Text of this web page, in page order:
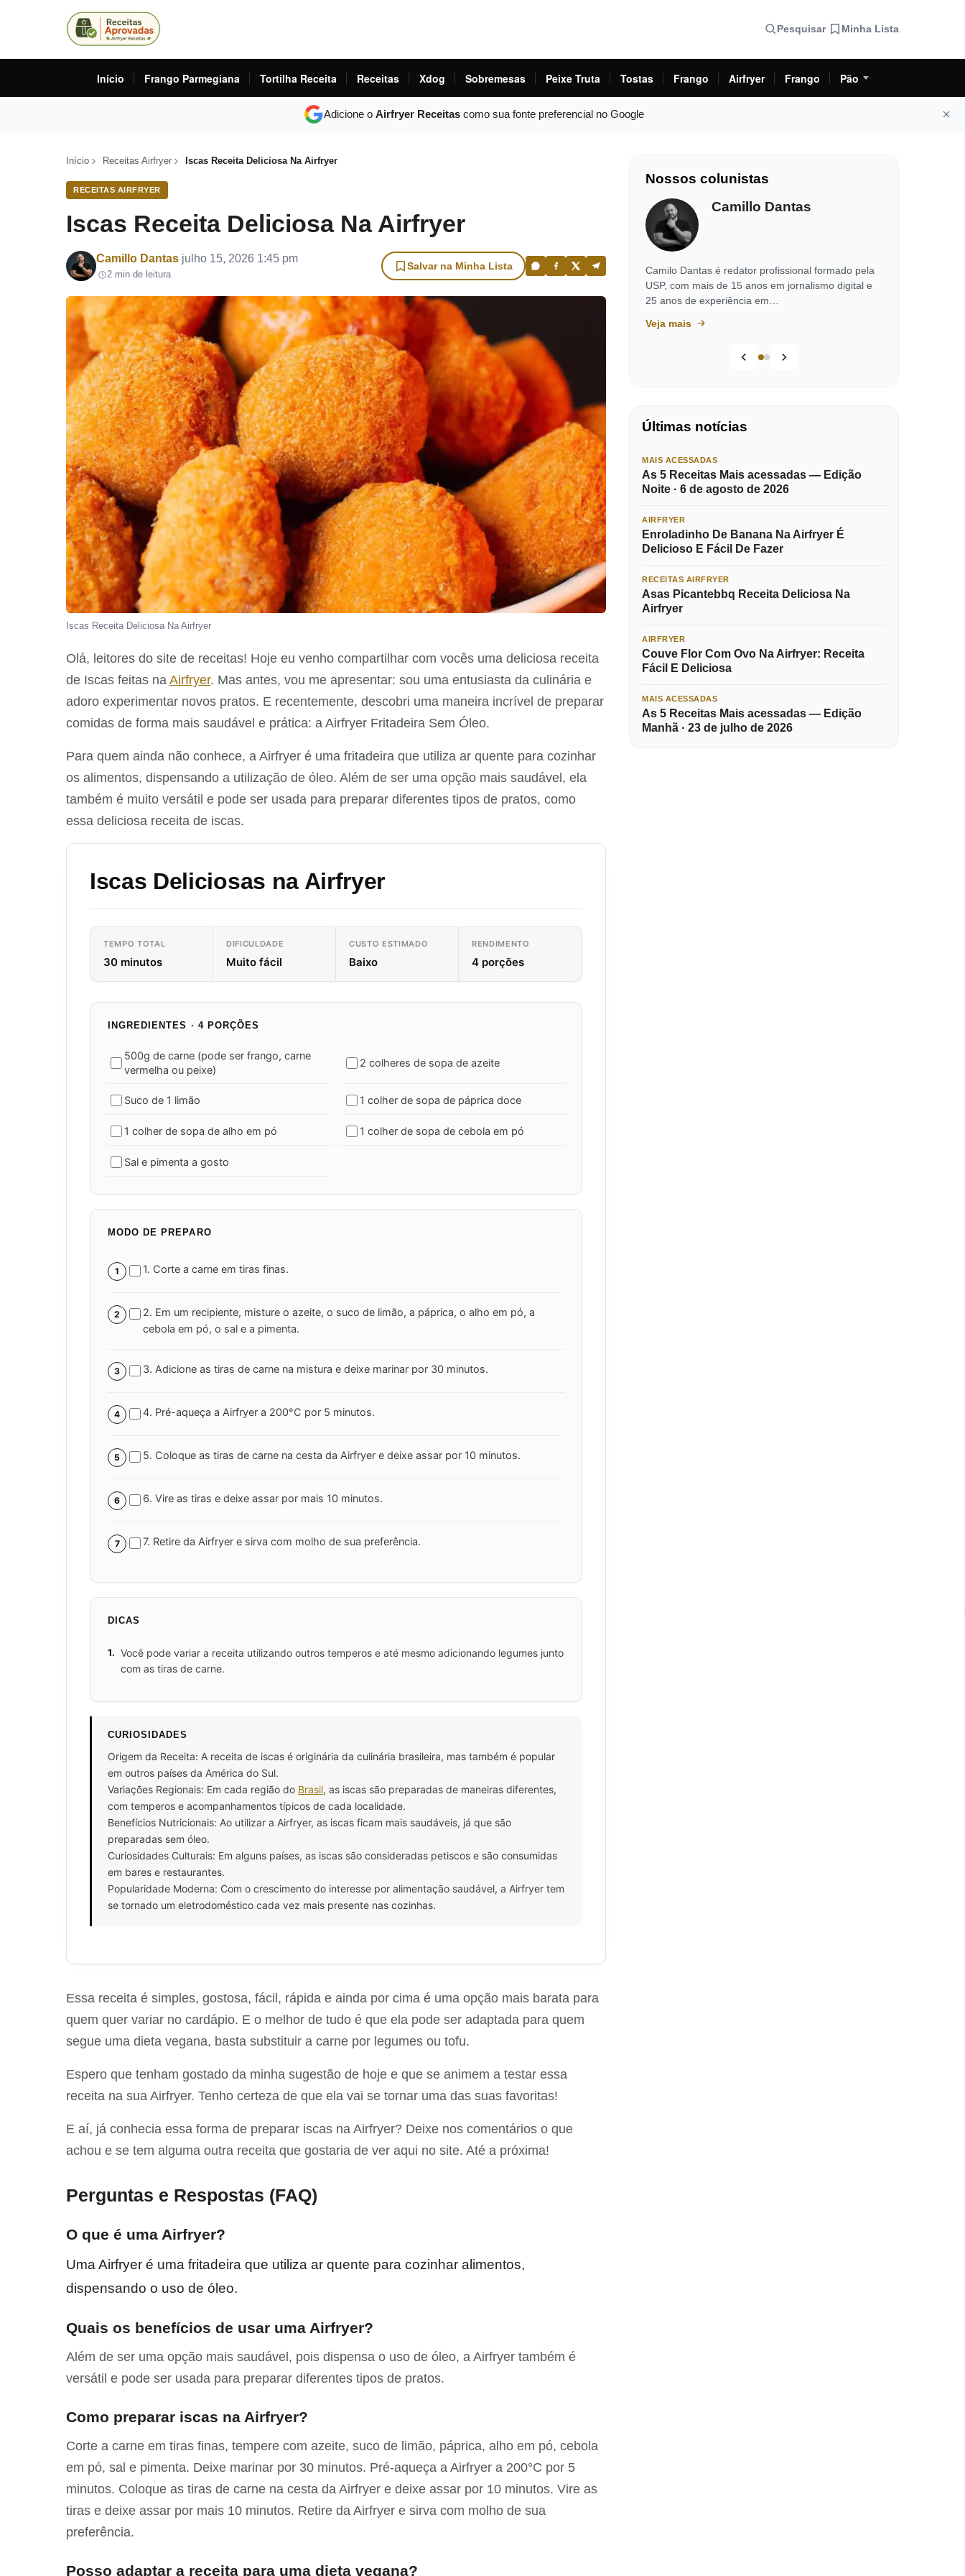
Pesquisar Minha Lista
Início Frango Parmegiana Tortilha Receita Receitas Xdog Sobremesas Peixe Truta Tostas Frango Airfryer Frango Pão
Adicione o Airfryer Receitas como sua fonte preferencial no Google
Início Receitas Airfryer Iscas Receita Deliciosa Na Airfryer
RECEITAS AIRFRYER
Iscas Receita Deliciosa Na Airfryer
Por
Camillo Dantas julho 15, 2026 1:45 pm
2 min de leitura
Salvar na Minha Lista
Iscas Receita Deliciosa Na Airfryer
Olá, leitores do site de receitas! Hoje eu venho compartilhar com vocês uma deliciosa receita
de Iscas feitas na Airfryer. Mas antes, vou me apresentar: sou uma entusiasta da culinária e
adoro experimentar novos pratos. E recentemente, descobri uma maneira incrível de preparar
comidas de forma mais saudável e prática: a Airfryer Fritadeira Sem Óleo.
Para quem ainda não conhece, a Airfryer é uma fritadeira que utiliza ar quente para cozinhar
os alimentos, dispensando a utilização de óleo. Além de ser uma opção mais saudável, ela
também é muito versátil e pode ser usada para preparar diferentes tipos de pratos, como
essa deliciosa receita de iscas.
Iscas Deliciosas na Airfryer
TEMPO TOTAL
30 minutos
DIFICULDADE
Muito fácil
CUSTO ESTIMADO
Baixo
RENDIMENTO
4 porções
INGREDIENTES · 4 PORÇÕES
500g de carne (pode ser frango, carne
vermelha ou peixe)
2 colheres de sopa de azeite
Suco de 1 limão 1 colher de sopa de páprica doce
1 colher de sopa de alho em pó 1 colher de sopa de cebola em pó
Sal e pimenta a gosto
MODO DE PREPARO
1 1. Corte a carne em tiras finas.
2
2. Em um recipiente, misture o azeite, o suco de limão, a páprica, o alho em pó, a
cebola em pó, o sal e a pimenta.
3 3. Adicione as tiras de carne na mistura e deixe marinar por 30 minutos.
4 4. Pré-aqueça a Airfryer a 200°C por 5 minutos.
5 5. Coloque as tiras de carne na cesta da Airfryer e deixe assar por 10 minutos.
6 6. Vire as tiras e deixe assar por mais 10 minutos.
7 7. Retire da Airfryer e sirva com molho de sua preferência.
DICAS
1. Você pode variar a receita utilizando outros temperos e até mesmo adicionando legumes junto
com as tiras de carne.
CURIOSIDADES
Origem da Receita: A receita de iscas é originária da culinária brasileira, mas também é popular
em outros países da América do Sul.
Variações Regionais: Em cada região do Brasil, as iscas são preparadas de maneiras diferentes,
com temperos e acompanhamentos típicos de cada localidade.
Benefícios Nutricionais: Ao utilizar a Airfryer, as iscas ficam mais saudáveis, já que são
preparadas sem óleo.
Curiosidades Culturais: Em alguns países, as iscas são consideradas petiscos e são consumidas
em bares e restaurantes.
Popularidade Moderna: Com o crescimento do interesse por alimentação saudável, a Airfryer tem
se tornado um eletrodoméstico cada vez mais presente nas cozinhas.
Essa receita é simples, gostosa, fácil, rápida e ainda por cima é uma opção mais barata para
quem quer variar no cardápio. E o melhor de tudo é que ela pode ser adaptada para quem
segue uma dieta vegana, basta substituir a carne por legumes ou tofu.
Espero que tenham gostado da minha sugestão de hoje e que se animem a testar essa
receita na sua Airfryer. Tenho certeza de que ela vai se tornar uma das suas favoritas!
E aí, já conhecia essa forma de preparar iscas na Airfryer? Deixe nos comentários o que
achou e se tem alguma outra receita que gostaria de ver aqui no site. Até a próxima!
Perguntas e Respostas (FAQ)
O que é uma Airfryer?
Uma Airfryer é uma fritadeira que utiliza ar quente para cozinhar alimentos,
dispensando o uso de óleo.
Quais os benefícios de usar uma Airfryer?
Além de ser uma opção mais saudável, pois dispensa o uso de óleo, a Airfryer também é
versátil e pode ser usada para preparar diferentes tipos de pratos.
Como preparar iscas na Airfryer?
Corte a carne em tiras finas, tempere com azeite, suco de limão, páprica, alho em pó, cebola
em pó, sal e pimenta. Deixe marinar por 30 minutos. Pré-aqueça a Airfryer a 200°C por 5
minutos. Coloque as tiras de carne na cesta da Airfryer e deixe assar por 10 minutos. Vire as
tiras e deixe assar por mais 10 minutos. Retire da Airfryer e sirva com molho de sua
preferência.
Posso adaptar a receita para uma dieta vegana?
Nossos colunistas
Camillo Dantas
Camilo Dantas é redator profissional formado pela
USP, com mais de 15 anos em jornalismo digital e
25 anos de experiência em…
Veja mais
Últimas notícias
MAIS ACESSADAS
As 5 Receitas Mais acessadas — Edição
Noite · 6 de agosto de 2026
AIRFRYER
Enroladinho De Banana Na Airfryer É
Delicioso E Fácil De Fazer
RECEITAS AIRFRYER
Asas Picantebbq Receita Deliciosa Na
Airfryer
AIRFRYER
Couve Flor Com Ovo Na Airfryer: Receita
Fácil E Deliciosa
MAIS ACESSADAS
As 5 Receitas Mais acessadas — Edição
Manhã · 23 de julho de 2026